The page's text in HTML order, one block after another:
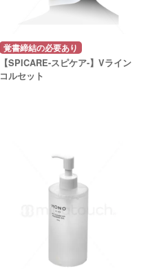
覚書締結の必要あり
【SPICARE-スピケア-】Vライン
コルセット